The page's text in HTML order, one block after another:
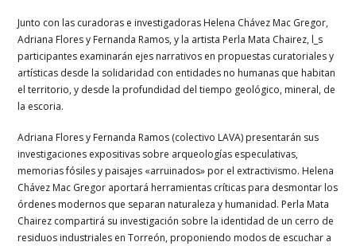
Junto con las curadoras e investigadoras Helena Chávez Mac Gregor,
Adriana Flores y Fernanda Ramos, y la artista Perla Mata Chairez, l_s
participantes examinarán ejes narrativos en propuestas curatoriales y
artísticas desde la solidaridad con entidades no humanas que habitan
el territorio, y desde la profundidad del tiempo geológico, mineral, de
la escoria.
Adriana Flores y Fernanda Ramos (colectivo LAVA) presentarán sus
investigaciones expositivas sobre arqueologías especulativas,
memorias fósiles y paisajes «arruinados» por el extractivismo. Helena
Chávez Mac Gregor aportará herramientas críticas para desmontar los
órdenes modernos que separan naturaleza y humanidad. Perla Mata
Chairez compartirá su investigación sobre la identidad de un cerro de
residuos industriales en Torreón, proponiendo modos de escuchar a